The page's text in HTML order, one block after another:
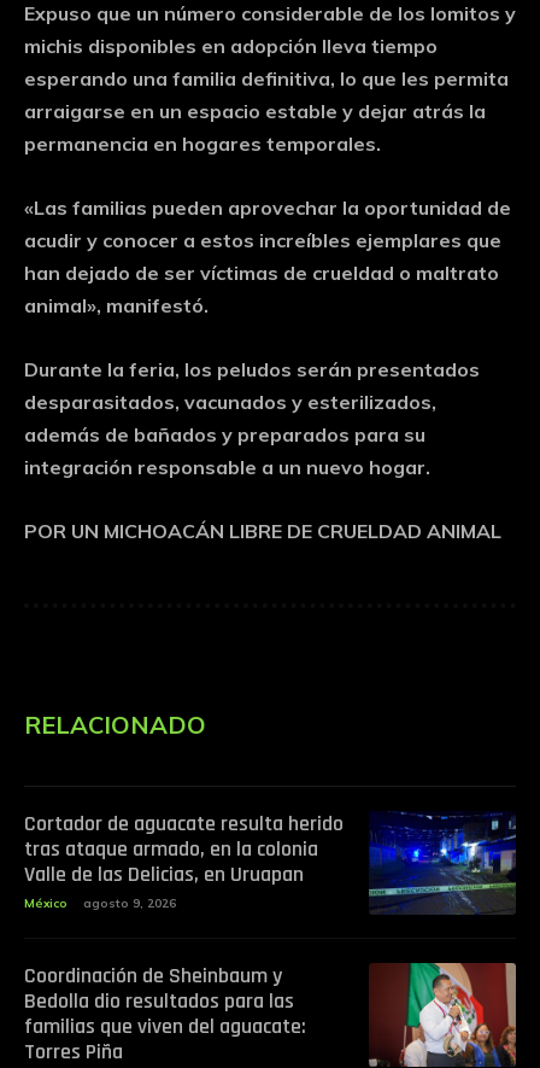
Expuso que un número considerable de los lomitos y
michis disponibles en adopción lleva tiempo
esperando una familia definitiva, lo que les permita
arraigarse en un espacio estable y dejar atrás la
permanencia en hogares temporales.
«Las familias pueden aprovechar la oportunidad de
acudir y conocer a estos increíbles ejemplares que
han dejado de ser víctimas de crueldad o maltrato
animal», manifestó.
Durante la feria, los peludos serán presentados
desparasitados, vacunados y esterilizados,
además de bañados y preparados para su
integración responsable a un nuevo hogar.
POR UN MICHOACÁN LIBRE DE CRUELDAD ANIMAL
RELACIONADO
Cortador de aguacate resulta herido
tras ataque armado, en la colonia
Valle de las Delicias, en Uruapan
México agosto 9, 2026
Coordinación de Sheinbaum y
Bedolla dio resultados para las
familias que viven del aguacate:
Torres Piña